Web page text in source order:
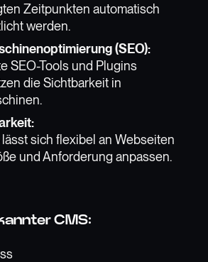
Zeitpunkten automatisch
werden.
(SEO):
SEO-Tools und Plugins
die Sichtbarkeit in
lässt sich flexibel an Webseiten
und Anforderung anpassen.
CMS: